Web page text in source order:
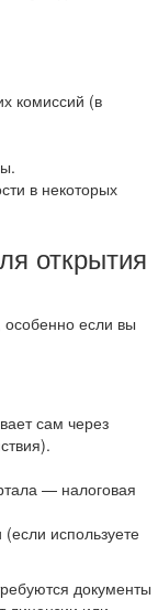
комиссий (в
в некоторых
открытия
если вы
сам через
— налоговая
используете
документы